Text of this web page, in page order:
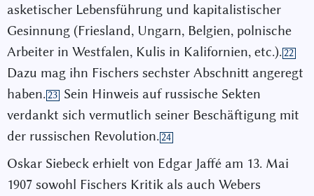
asketischer Lebensführung und kapitalistischer
Gesinnung (Friesland, Ungarn, Belgien, polnische
Arbeiter in Westfalen, Kulis in Kalifornien, etc.).22
Dazu mag ihn Fischers sechster Abschnitt angeregt
haben.23 Sein Hinweis auf russische Sekten
verdankt sich vermutlich seiner Beschäftigung mit
der russischen Revolution.24
Oskar Siebeck erhielt von Edgar Jaffé am 13. Mai
1907 sowohl Fischers Kritik als auch Webers